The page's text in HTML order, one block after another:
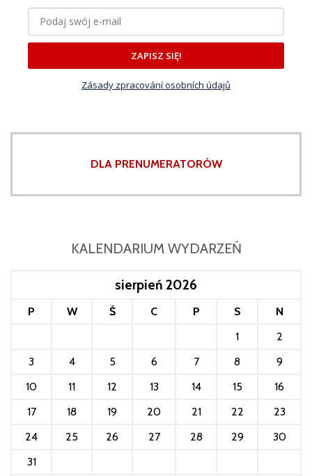
ZAPISZ SIĘ!
Zásady zpracování osobních údajů
DLA PRENUMERATORÓW
KALENDARIUM WYDARZEŃ
sierpień 2026
P W Ś C P S
N
1
2
3
4 5 6 7 8
9
10
11 12 13 14 15
16
17
18 19 20 21 22
23
24
25 26 27 28 29
30
31